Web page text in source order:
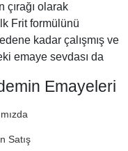
çırağı olarak
Frit formülünü
kadar çalışmış ve
emaye sevdası da
Emayeleri
Satış